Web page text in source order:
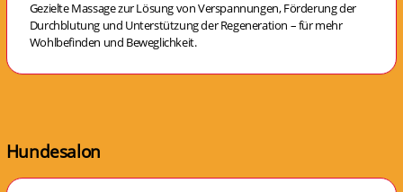
Gezielte Massage zur Lösung von Verspannungen, Förderung der
Durchblutung und Unterstützung der Regeneration – für mehr
Wohlbefinden und Beweglichkeit.
Hundesalon